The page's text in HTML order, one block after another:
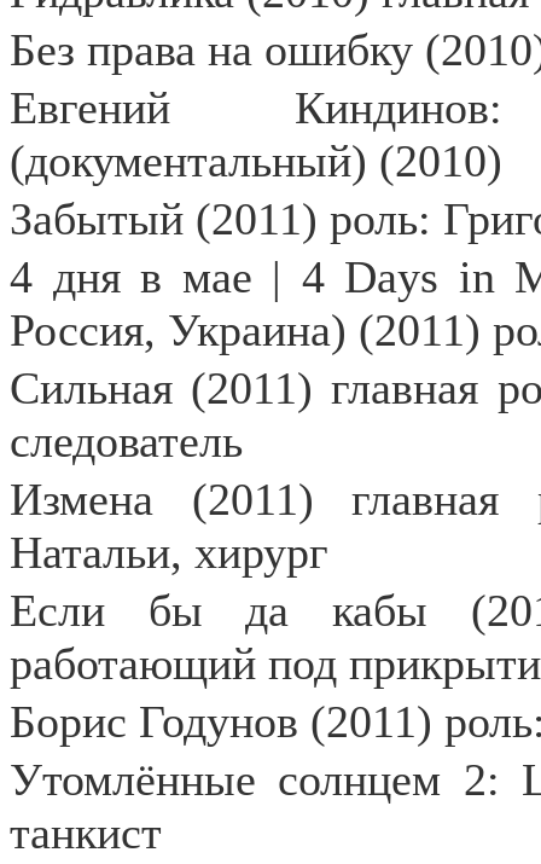
Без права на ошибку
Евгений
(документальный) (2010)
Забытый (2011) роль:
4 дня в мае | 4 Days in
Россия, Украина) (2011)
Сильная (2011) главная
следователь
Измена (2011)
Натальи, хирург
Если бы да кабы
работающий под
Борис Годунов (2011)
Утомлённые солнцем 2:
танкист